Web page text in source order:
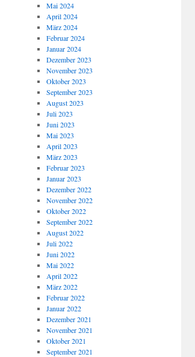
Mai 2024
April 2024
März 2024
Februar 2024
Januar 2024
Dezember 2023
November 2023
Oktober 2023
September 2023
August 2023
Juli 2023
Juni 2023
Mai 2023
April 2023
März 2023
Februar 2023
Januar 2023
Dezember 2022
November 2022
Oktober 2022
September 2022
August 2022
Juli 2022
Juni 2022
Mai 2022
April 2022
März 2022
Februar 2022
Januar 2022
Dezember 2021
November 2021
Oktober 2021
September 2021